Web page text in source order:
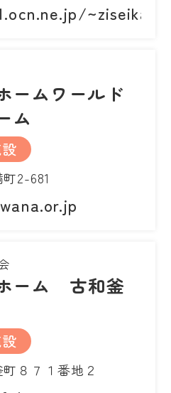
~ziseikai/
ームワールド
ム
2-681
ーム 古和釜
８７１番地２